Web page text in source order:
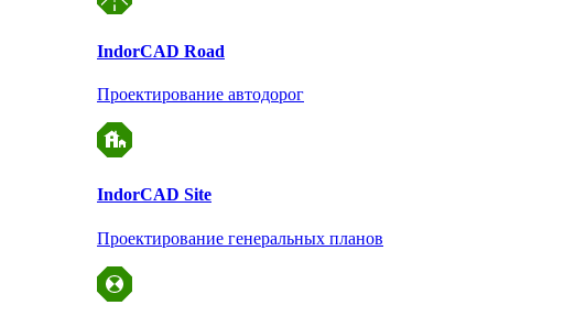
IndorCAD Road
Проектирование автодорог
IndorCAD Site
Проектирование генеральных планов